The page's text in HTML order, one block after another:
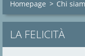
Homepage > Chi
LA FELICITÀ